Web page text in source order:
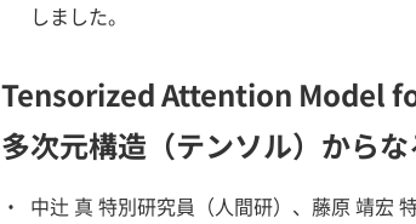
しました。
Tensorized Attention Model
多次元構造（テンソル）から
・
中辻 真 特別研究員（人間研）、藤原 靖宏